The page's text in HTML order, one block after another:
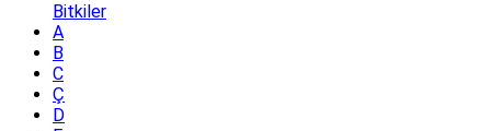
Bitkiler
A
B
C
Ç
D